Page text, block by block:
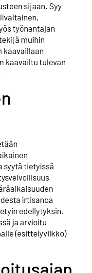
sijaan. Syy
työnantajan
muihin
kaavaillaan
kaavailtu tulevan
syytä tietyissä
irtisanoa
edellytyksin.
ja arvioitu
(esittelyviikko)